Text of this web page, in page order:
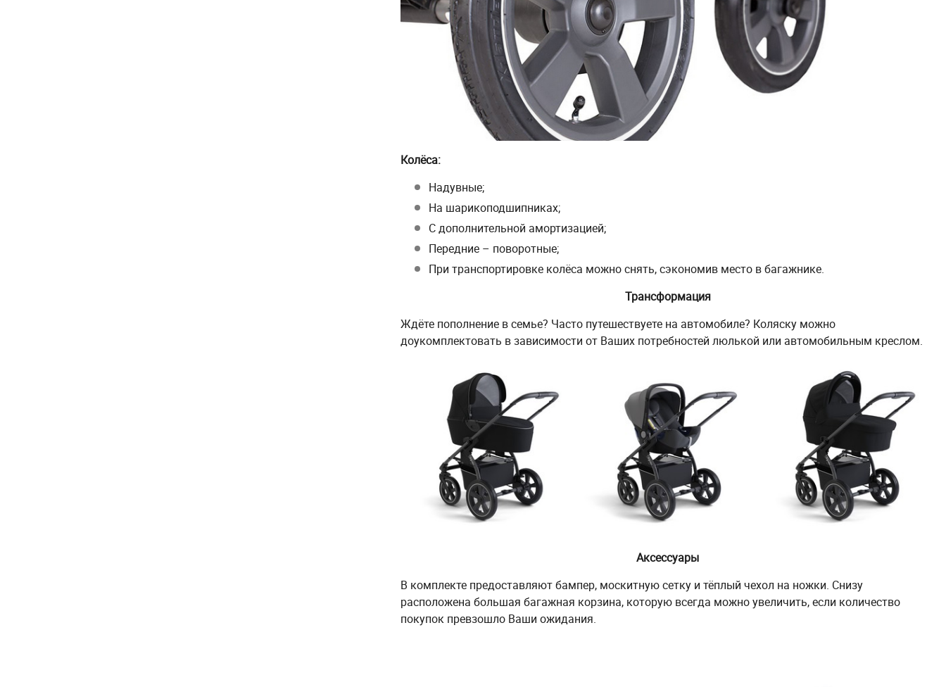
Колёса:
Надувные;
На шарикоподшипниках;
С дополнительной амортизацией;
Передние – поворотные;
При транспортировке колёса можно снять, сэкономив место в багажнике.
Трансформация
Ждёте пополнение в семье? Часто путешествуете на автомобиле? Коляску можно
доукомплектовать в зависимости от Ваших потребностей люлькой или автомобильным креслом.
Аксессуары
В комплекте предоставляют бампер, москитную сетку и тёплый чехол на ножки. Снизу
расположена большая багажная корзина, которую всегда можно увеличить, если количество
покупок превзошло Ваши ожидания.